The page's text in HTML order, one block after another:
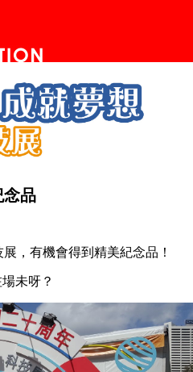
念品
，有機會得到精美紀念品！
未呀？